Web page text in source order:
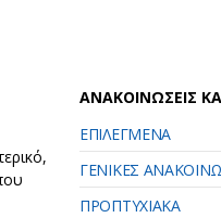
ΑΝΑΚΟΙΝΩΣΕΙΣ
ΕΠΙΛΕΓΜΕΝΑ
ΓΕΝΙΚΕΣ
ΠΡΟΠΤΥΧΙΑΚΑ